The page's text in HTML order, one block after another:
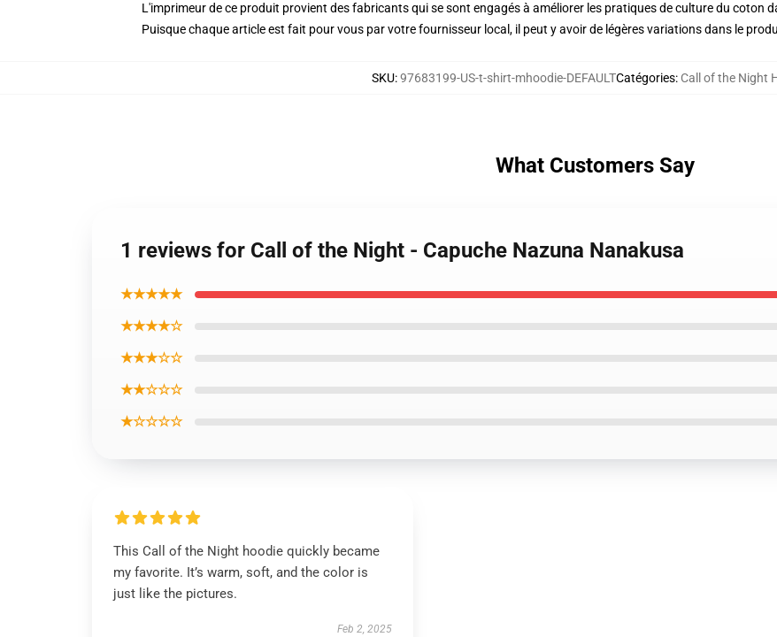
L'imprimeur de ce produit provient des fabricants qui se sont engagés à améliorer les pratiques de culture du coton
Puisque chaque article est fait pour vous par votre fournisseur local, il peut y avoir de légères variations dans le
SKU:97683199-US-t-shirt-mhoodie-DEFAULTCatégories: Call of the Night
What Customers Say
1 reviews for Call of the Night - Capuche Nazuna Nanakusa
★★★★★
★★★★☆
★★★☆☆
★★☆☆☆
★☆☆☆☆
This Call of the Night hoodie quickly became
my favorite. It’s warm, soft, and the color is
just like the pictures.
Feb 2, 2025